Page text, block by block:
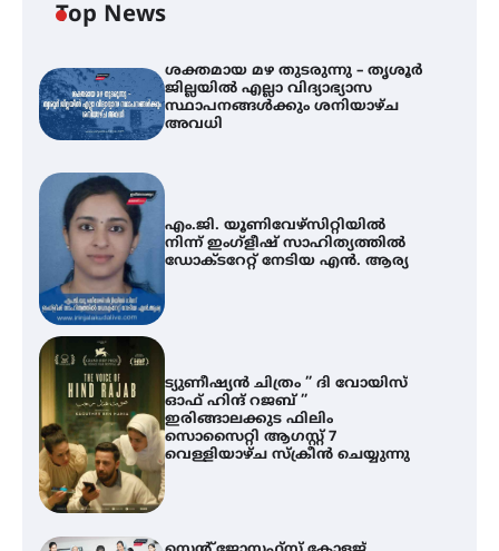
Top News
ശക്തമായ മഴ തുടരുന്നു – തൃശൂർ
ജില്ലയിൽ എല്ലാ വിദ്യാഭ്യാസ
സ്ഥാപനങ്ങൾക്കും ശനിയാഴ്ച
അവധി
എം.ജി. യൂണിവേഴ്‌സിറ്റിയിൽ
നിന്ന് ഇംഗ്ളീഷ് സാഹിത്യത്തിൽ
ഡോക്ടറേറ്റ് നേടിയ എൻ. ആര്യ
ട്യുണീഷ്യൻ ചിത്രം ” ദി വോയിസ്
ഓഫ് ഹിന്ദ് റജബ് ”
ഇരിങ്ങാലക്കുട ഫിലിം
സൊസൈറ്റി ആഗസ്റ്റ് 7
വെള്ളിയാഴ്ച സ്‌ക്രീൻ ചെയ്യുന്നു